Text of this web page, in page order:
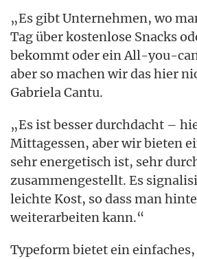
„Es gibt Unternehmen, wo
Tag über kostenlose Snacks
bekommt oder ein All-you-
aber so machen wir das hier
Gabriela Cantu.
„Es ist besser durchdacht –
Mittagessen, aber wir bieten
sehr energetisch ist, sehr
zusammengestellt. Es
leichte Kost, so dass man
weiterarbeiten kann.“
Typeform bietet ein einfaches,